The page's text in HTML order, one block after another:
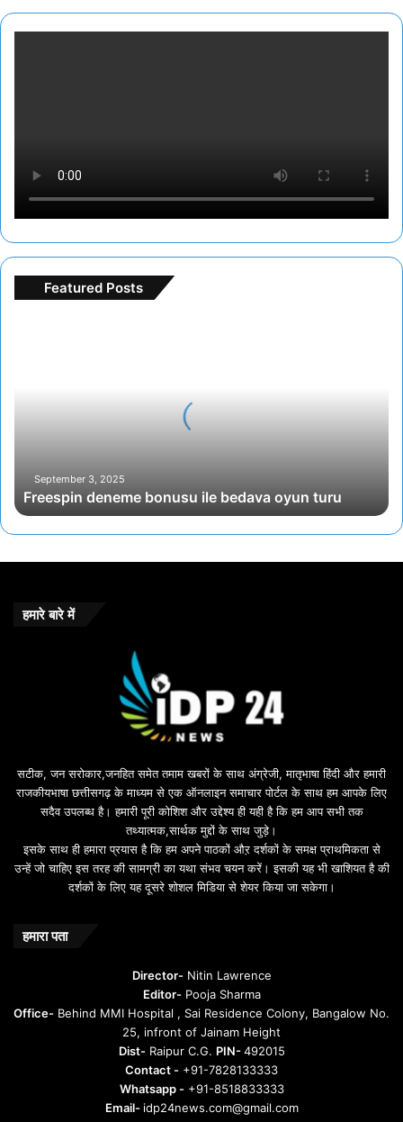
Featured Posts
September 3, 2025
Freespin deneme bonusu ile bedava oyun turu
हमारे बारे में
सटीक, जन सरोकार,जनहित समेत तमाम खबरों के साथ अंग्रेजी, मातृभाषा हिंदी और हमारी
राजकीयभाषा छत्तीसगढ़ के माध्यम से एक ऑनलाइन समाचार पोर्टल के साथ हम आपके लिए
सदैव उपलब्ध है। हमारी पूरी कोशिश और उद्देश्य ही यही है कि हम आप सभी तक
तथ्यात्मक,सार्थक मुद्दों के साथ जुड़े।
इसके साथ ही हमारा प्रयास है कि हम अपने पाठकों औऱ दर्शकों के समक्ष प्राथमिकता से
उन्हें जो चाहिए इस तरह की सामग्री का यथा संभव चयन करें। इसकी यह भी खाशियत है की
दर्शकों के लिए यह दूसरे शोशल मिडिया से शेयर किया जा सकेगा।
हमारा पता
Director-Nitin Lawrence
Editor-Pooja Sharma
Office- Behind MMI Hospital , Sai Residence Colony, Bangalow No.
25, infront of Jainam Height
Dist-Raipur C.G. PIN-492015
Contact - +91-7828133333
Whatsapp -+91-8518833333
Email- idp24news.com@gmail.com